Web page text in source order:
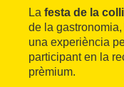
La festa de la
de la
una experiència
participant en la
prèmium.